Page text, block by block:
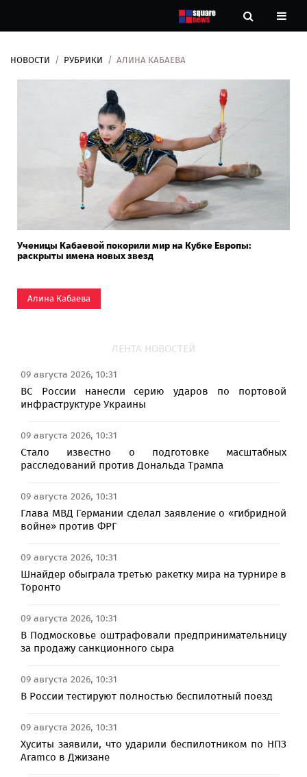
НОВОСТИ РУБРИКИ АЛИНА КАБАЕВА
Ученицы Кабаевой покорили мир на Кубке Европы:
раскрыты имена новых звезд
Алина Кабаева
ЛЕНТА НОВОСТЕЙ
09 августа 2026, 10:31
ВС России нанесли серию ударов по портовой
инфраструктуре Украины
09 августа 2026, 10:31
Стало известно о подготовке масштабных
расследований против Дональда Трампа
09 августа 2026, 10:31
Глава МВД Германии сделал заявление о «гибридной
войне» против ФРГ
09 августа 2026, 10:31
Шнайдер обыграла третью ракетку мира на турнире в
Торонто
09 августа 2026, 10:31
В Подмосковье оштрафовали предпринимательницу
за продажу санкционного сыра
09 августа 2026, 10:31
В России тестируют полностью беспилотный поезд
09 августа 2026, 10:31
Хуситы заявили, что ударили беспилотником по НПЗ
Aramco в Джизане